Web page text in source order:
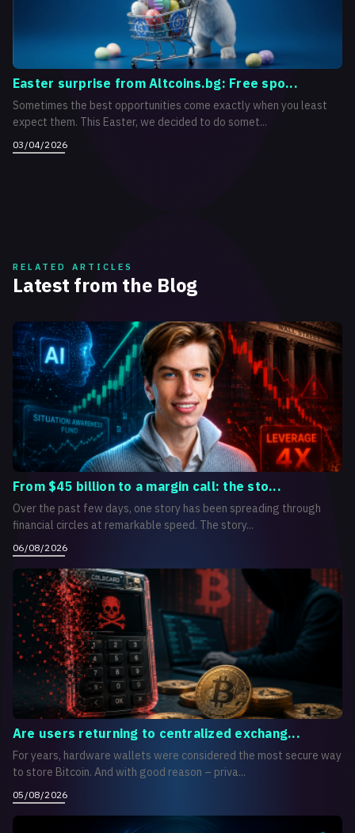
Easter surprise from Altcoins.bg: Free spo...
Sometimes the best opportunities come exactly when you least
expect them. This Easter, we decided to do somet...
03/04/2026
RELATED ARTICLES
Latest from the Blog
From $45 billion to a margin call: the sto...
Over the past few days, one story has been spreading through
financial circles at remarkable speed. The story...
06/08/2026
Are users returning to centralized exchang...
For years, hardware wallets were considered the most secure way
to store Bitcoin. And with good reason – priva...
05/08/2026